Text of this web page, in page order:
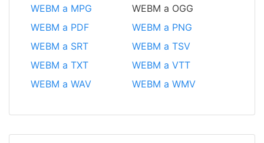
WEBM a MPG
WEBM a OGG
WEBM a PDF
WEBM a PNG
WEBM a SRT
WEBM a TSV
WEBM a TXT
WEBM a VTT
WEBM a WAV
WEBM a WMV